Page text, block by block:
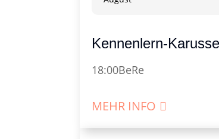
Kennenlern-
18:00BeRe
MEHR INFO